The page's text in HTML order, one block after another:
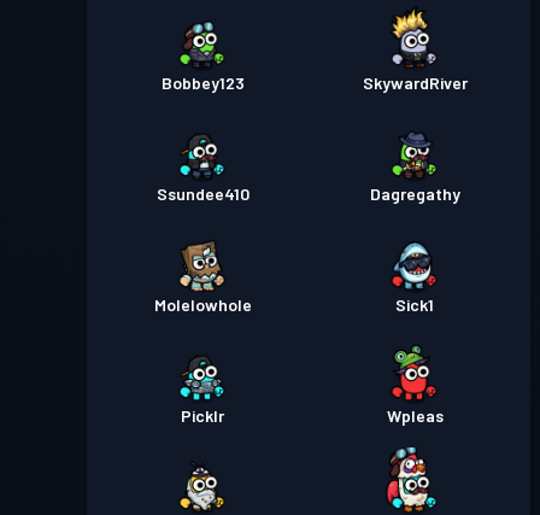
Bobbey123 SkywardRiver
Ssundee410 Dagregathy
Molelowhole Sick1
Picklr Wpleas